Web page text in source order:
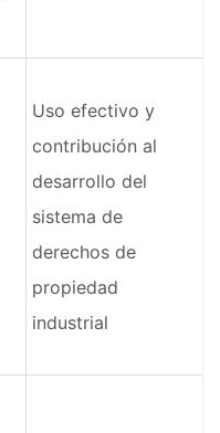
Uso efectivo y
contribución al
desarrollo del
sistema de
derechos de
propiedad
industrial